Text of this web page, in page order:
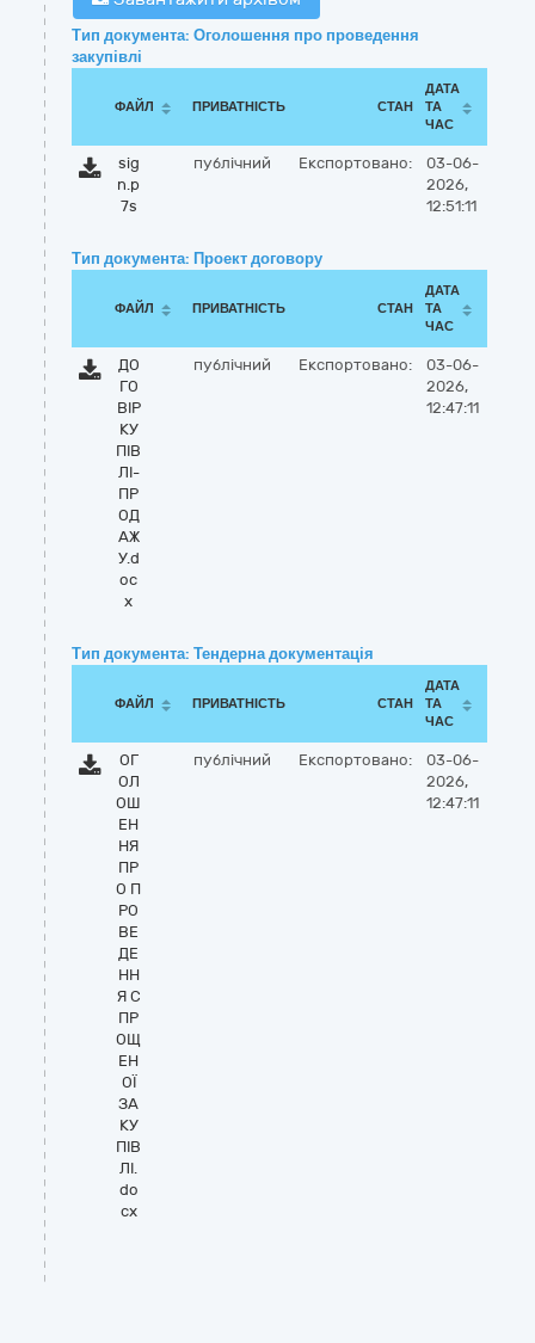
Тип документа: Оголошення про проведення
закупівлі
ФАЙЛ ПРИВАТНІСТЬ СТАН
ДАТА
ТА
ЧАС
sig
n.p
7s
публічний Експортовано:
03-06-
2026,
12:51:11
Тип документа: Проект договору
ФАЙЛ ПРИВАТНІСТЬ СТАН
ДАТА
ТА
ЧАС
ДО
ГО
ВІР
КУ
ПІВ
ЛІ-
ПР
ОД
АЖ
У.d
oc
x
публічний Експортовано:
03-06-
2026,
12:47:11
Тип документа: Тендерна документація
ФАЙЛ ПРИВАТНІСТЬ СТАН
ДАТА
ТА
ЧАС
ОГ
ОЛ
ОШ
ЕН
НЯ
ПР
О П
РО
ВЕ
ДЕ
НН
Я С
ПР
ОЩ
ЕН
ОЇ
ЗА
КУ
ПІВ
ЛІ.
do
cx
публічний Експортовано:
03-06-
2026,
12:47:11